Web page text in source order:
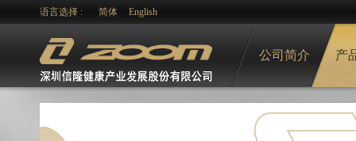
语言选择 : 简体 English
公司简介 产